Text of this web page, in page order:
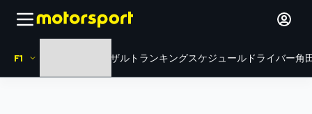
F1 リザルト ランキングスケジュール ドライバー角